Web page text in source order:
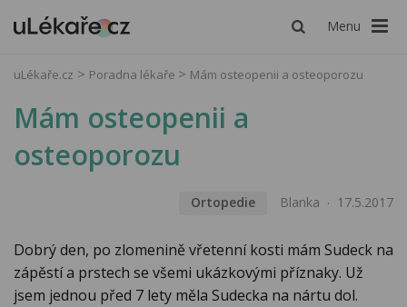
Menu
uLékaře.cz Poradna lékaře Mám osteopenii a osteoporozu
Mám osteopenii a
osteoporozu
Ortopedie Blanka 17.5.2017
Dobrý den, po zlomenině vřetenní kosti mám Sudeck na
zápěstí a prstech se všemi ukázkovými příznaky. Už
jsem jednou před 7 lety měla Sudecka na nártu dol.